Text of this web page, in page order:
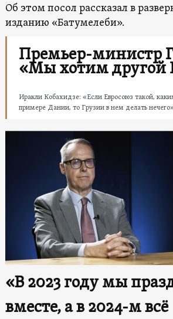
Об этом посол рассказал в
изданию «Батумелеби».
Премьер-министр
«Мы хотим другой
Иракли Кобахидзе: «Если Евросоюз такой,
примере Дании, то Грузии в нем делать нечего»
«В 2023 году мы
вместе, а в 2024-м всё